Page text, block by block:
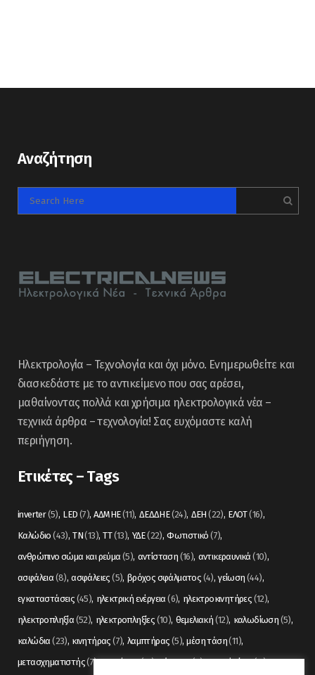
Αναζήτηση
Ηλεκτρολογία – Τεχνολογία και όχι μόνο. Ενημερωθείτε και
διασκεδάστε με το αντικείμενο που σας αρέσει,
μαθαίνοντας πολλά και χρήσιμα ηλεκτρολογικά νέα –
τεχνικά άρθρα – τεχνολογία! Σας ευχόμαστε καλή
περιήγηση.
Ετικέτες – Tags
inverter(5) LED (7) ΑΔΜΗΕ(11) ΔΕΔΔΗΕ(24) ΔΕΗ (22) ΕΛΟΤ(16)
Καλώδιο (43) ΤΝ(13) ΤΤ(13) ΥΔΕ(22) Φωτιστικό (7)
ανθρώπινο σώμα και ρεύμα (5) αντίσταση (16) αντικεραυνικά (10)
ασφάλεια (8) ασφάλειες (5) βρόχος σφάλματος (4) γείωση (44)
εγκαταστάσεις (45) ηλεκτρική ενέργεια (6) ηλεκτροκινητήρες (12)
ηλεκτροπληξία (52) ηλεκτροπληξίες (10) θεμελιακή (12) καλωδίωση (5)
καλώδια (23) κινητήρας (7) λαμπτήρας (5) μέση τάση(11)
μετασχηματιστής(7) μετρήσεις(12) μόνωση(6) οπτικές ίνες(11)